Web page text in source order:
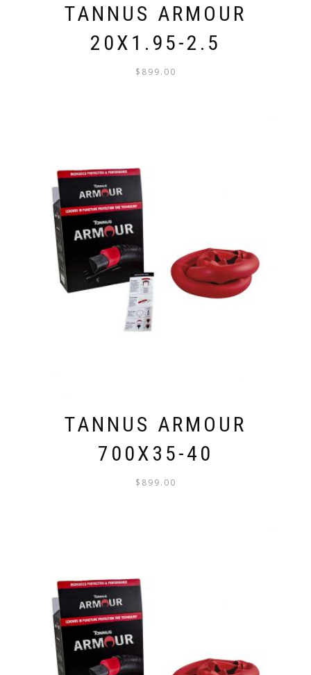
TANNUS ARMOUR
20X1.95-2.5
$ 899.00
TANNUS ARMOUR
700X35-40
$ 899.00